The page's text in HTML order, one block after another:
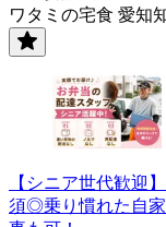
ワタミの宅食 愛知
【シニア世代歓迎
須◎乗り慣れた自